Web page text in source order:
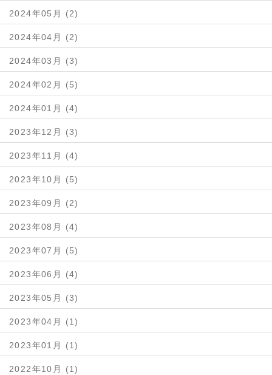
2024年05月 (2)
2024年04月 (2)
2024年03月 (3)
2024年02月 (5)
2024年01月 (4)
2023年12月 (3)
2023年11月 (4)
2023年10月 (5)
2023年09月 (2)
2023年08月 (4)
2023年07月 (5)
2023年06月 (4)
2023年05月 (3)
2023年04月 (1)
2023年01月 (1)
2022年10月 (1)